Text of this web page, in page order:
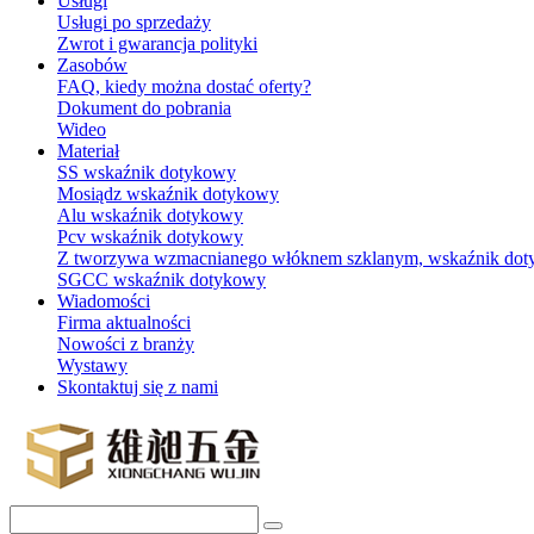
Usługi po sprzedaży
Zwrot i gwarancja polityki
Zasobów
FAQ, kiedy można dostać oferty?
Dokument do pobrania
Wideo
Materiał
SS wskaźnik dotykowy
Mosiądz wskaźnik dotykowy
Alu wskaźnik dotykowy
Pcv wskaźnik dotykowy
Z tworzywa wzmacnianego włóknem szklanym, wskaźnik
SGCC wskaźnik dotykowy
Wiadomości
Firma aktualności
Nowości z branży
Wystawy
Skontaktuj się z nami